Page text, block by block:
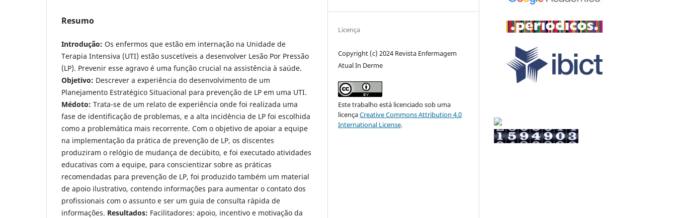
Resumo
Introdução: Os enfermos que estão em internação na Unidade de
Terapia Intensiva (UTI) estão suscetíveis a desenvolver Lesão Por Pressão
(LP). Prevenir esse agravo é uma função crucial na assistência à saúde.
Objetivo: Descrever a experiência do desenvolvimento de um
Planejamento Estratégico Situacional para prevenção de LP em uma UTI.
Médoto: Trata-se de um relato de experiência onde foi realizada uma
fase de identificação de problemas, e a alta incidência de LP foi escolhida
como a problemática mais recorrente. Com o objetivo de apoiar a equipe
na implementação da prática de prevenção de LP, os discentes
produziram o relógio de mudança de decúbito, e foi executado atividades
educativas com a equipe, para conscientizar sobre as práticas
recomendadas para prevenção de LP, foi produzido também um material
de apoio ilustrativo, contendo informações para aumentar o contato dos
profissionais com o assunto e ser um guia de consulta rápida de
informações. Resultados: Facilitadores: apoio, incentivo e motivação da
Licença
Copyright (c) 2024 Revista Enfermagem
Atual In Derme
Este trabalho está licenciado sob uma
licençaCreative Commons Attribution 4.0
International License.